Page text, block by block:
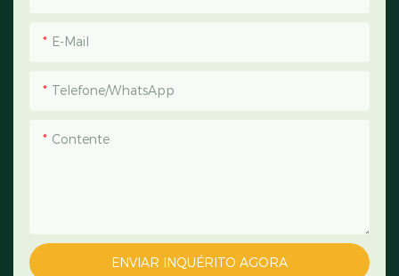
E-Mail
Telefone/WhatsApp
Contente
ENVIAR INQUÉRITO AGORA